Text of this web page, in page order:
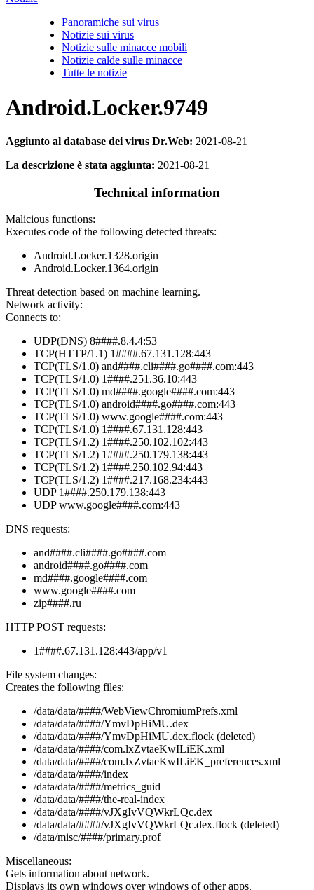
Panoramiche sui virus
Notizie sui virus
Notizie sulle minacce mobili
Notizie calde sulle minacce
Tutte le notizie
Android.Locker.9749
Aggiunto al database dei virus Dr.Web: 2021-08-21
La descrizione è stata aggiunta: 2021-08-21
Technical information
Malicious functions:
Executes code of the following detected threats:
Android.Locker.1328.origin
Android.Locker.1364.origin
Threat detection based on machine learning.
Network activity:
Connects to:
UDP(DNS) 8####.8.4.4:53
TCP(HTTP/1.1) 1####.67.131.128:443
TCP(TLS/1.0) and####.cli####.go####.com:443
TCP(TLS/1.0) 1####.251.36.10:443
TCP(TLS/1.0) md####.google####.com:443
TCP(TLS/1.0) android####.go####.com:443
TCP(TLS/1.0) www.google####.com:443
TCP(TLS/1.0) 1####.67.131.128:443
TCP(TLS/1.2) 1####.250.102.102:443
TCP(TLS/1.2) 1####.250.179.138:443
TCP(TLS/1.2) 1####.250.102.94:443
TCP(TLS/1.2) 1####.217.168.234:443
UDP 1####.250.179.138:443
UDP www.google####.com:443
DNS requests:
and####.cli####.go####.com
android####.go####.com
md####.google####.com
www.google####.com
zip####.ru
HTTP POST requests:
1####.67.131.128:443/app/v1
File system changes:
Creates the following files:
/data/data/####/WebViewChromiumPrefs.xml
/data/data/####/YmvDpHiMU.dex
/data/data/####/YmvDpHiMU.dex.flock (deleted)
/data/data/####/com.lxZvtaeKwILiEK.xml
/data/data/####/com.lxZvtaeKwILiEK_preferences.xml
/data/data/####/index
/data/data/####/metrics_guid
/data/data/####/the-real-index
/data/data/####/vJXgIvVQWkrLQc.dex
/data/data/####/vJXgIvVQWkrLQc.dex.flock (deleted)
/data/misc/####/primary.prof
Miscellaneous:
Gets information about network.
Displays its own windows over windows of other apps.